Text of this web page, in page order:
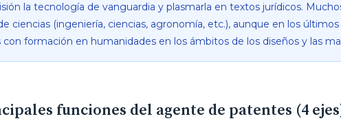
la tecnología de vanguardia y plasmarla en textos jurídicos.
ciencias (ingeniería, ciencias, agronomía, etc.), aunque en los
con formación en humanidades en los ámbitos de los diseños y las
funciones del agente de patentes (4